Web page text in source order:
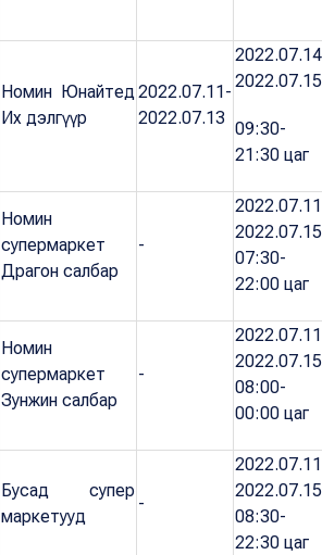
Номин Юнайтед
Их дэлгүүр
2022.07.11-
2022.07.13
2022.07.15
09:30-
21:30 цаг
Номин
супермаркет
Драгон салбар
-
2022.07.15
07:30-
22:00 цаг
Номин
супермаркет
Зунжин салбар
-
2022.07.15
08:00-
00:00 цаг
Бусад супер
маркетууд
-
2022.07.15
08:30-
22:30 цаг